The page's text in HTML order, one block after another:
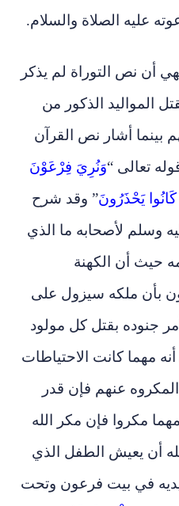
عليه الصلاة والسلام.
فهي أن نص التوراة لم يذكر
المواليد الذكور من
بينما أشار نص القرآن
تعالى “وَنُرِيَ فِرْعَوْنَ
يَحْذَرُونَ” وقد شرح
وسلم لأصحابه ما الذي
حيث أن الكهنة
بأن ملكه سيزول على
جنوده بقتل كل مولود
مهما كانت الاحتياطات
عنهم فإن قدر
مكروا فإن مكر الله
أن يعيش الطفل الذي
في بيت فرعون وتحت